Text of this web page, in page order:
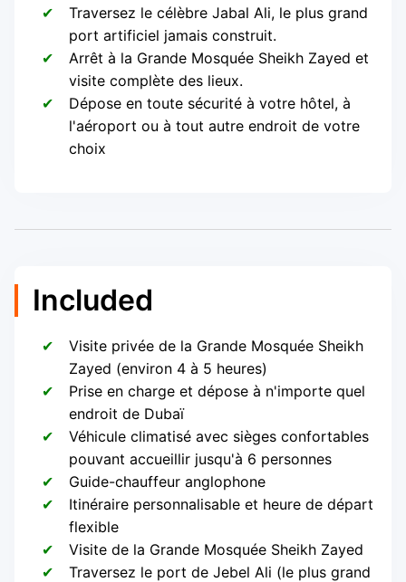
Traversez le célèbre Jabal Ali, le plus grand
port artificiel jamais construit.
Arrêt à la Grande Mosquée Sheikh Zayed et
visite complète des lieux.
Dépose en toute sécurité à votre hôtel, à
l'aéroport ou à tout autre endroit de votre
choix
Included
Visite privée de la Grande Mosquée Sheikh
Zayed (environ 4 à 5 heures)
Prise en charge et dépose à n'importe quel
endroit de Dubaï
Véhicule climatisé avec sièges confortables
pouvant accueillir jusqu'à 6 personnes
Guide-chauffeur anglophone
Itinéraire personnalisable et heure de départ
flexible
Visite de la Grande Mosquée Sheikh Zayed
Traversez le port de Jebel Ali (le plus grand